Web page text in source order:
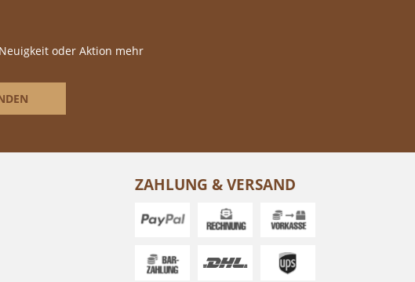
oder Aktion mehr
ZAHLUNG & VERSAND